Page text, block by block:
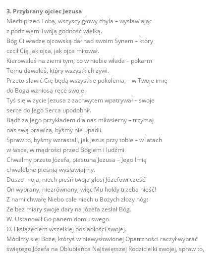
3. Przybrany ojciec Jezusa
Niech przed Tobą, wszyscy głowy chyla – wysławiając
z podziwem Twoją godność wielką.
Bóg Ci władzę ojcowską dał nad swoim Synem – który
czcił Cię jak ojca, jak ojca miłował.
Kierowałeś na ziemi tym, co w niebie włada – pokarm
Temu dawałeś, który wszystkich żywi.
Przeto sławić Cię będą wszystkie pokolenia, – w Twoje imię
do Boga wzniosą ręce swoje.
Tyś się w życie Jezusa z zachwytem wpatrywał – swoje
serce do Jego Serca upodobnił.
Bądź za Jego przykładem dla nas miłosierny – trzymaj
nas swą prawicą, byśmy nie upadli.
Spraw to, byśmy wzrastali, jak Jezus przy tobie – w latach
w łasce, w mądrości przed Bogiem i ludźmi.
Chwalmy przeto Józefa, piastuna Jezusa – Jego Imię
chwalebne pieśnią wysławiajmy.
Duszo moja, niech pieśń twoja głosi Józefowi cześć!
On wybrany, niezrównany, więc Mu hołdy trzeba nieść!
Z nami chwałę Niebo całe niech u Bożych złoży nóg:
Że bez miary swoje dary na Józefa zesłał Bóg.
W. Ustanowił Go panem domu swego.
O. I książęciem wszelkiej posiadłości swojej.
Módlmy się: Boże, któryś w niewysłowionej Opatrzności raczył wybrać
świętego Józefa na Oblubieńca Najświętszej Rodzicielki swojej, spraw to,